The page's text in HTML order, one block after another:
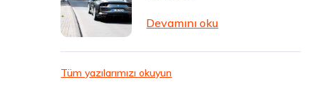
Devamını oku
Tüm yazılarımızı okuyun